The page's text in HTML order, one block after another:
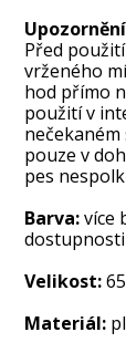
Před
vrženého
hod přímo
použití v
pouze v
pes
Barva:více
dostupnosti
Velikost:
Materiál: